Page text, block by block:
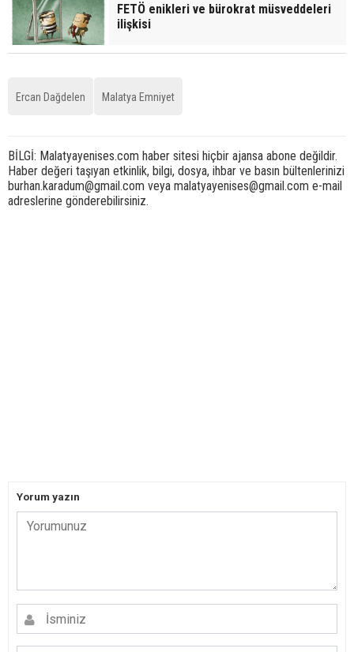
FETÖ enikleri ve bürokrat müsveddeleri
ilişkisi
Ercan Dağdelen Malatya Emniyet
BİLGİ: Malatyayenises.com haber sitesi hiçbir ajansa abone değildir.
Haber değeri taşıyan etkinlik, bilgi, dosya, ihbar ve basın bültenlerinizi
burhan.karadum@gmail.com veya malatyayenises@gmail.com e-mail
adreslerine gönderebilirsiniz.
Yorum yazın